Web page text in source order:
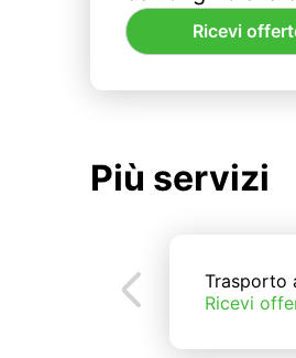
Ricevi
Più servizi
Trasporto
Ricevi